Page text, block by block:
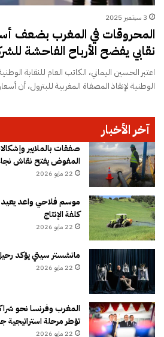
3 سبتمبر 2025
المحروقات في المغرب بضعف
نقابي يفضح الأرباح الفاحشة
اعتبر الحسين اليماني، الكاتب العام للنقابة
الوطنية لإنقاذ المصفاة المغربية للبترول، أن
آخر الأخبار
صفقات بالملايير
المفوض يفتح نقاش
22 مايو 2026
موسم فلاحي واعد يعيد
كلفة الإنتاج
22 مايو 2026
مانشستر سيتي يؤكد
22 مايو 2026
المغرب وفرنسا نحو
تؤطر مرحلة استراتيجية
22 مايو 2026